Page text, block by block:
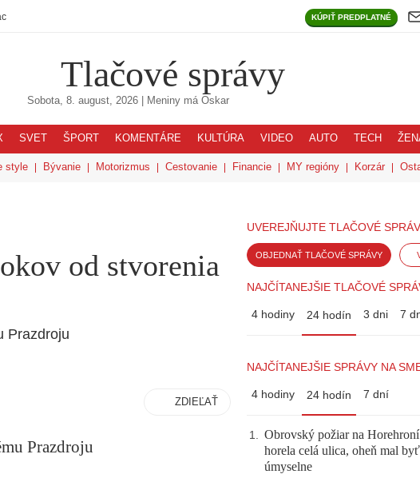
KÚPIŤ PREDPLATNÉ
Tlačové správy
Sobota, 8. august, 2026| Meniny má Oskar
SVET ŠPORT KOMENTÁRE KULTÚRA VIDEO AUTO TECH
style Bývanie Motorizmus Cestovanie Financie MY regióny Korzár
od stvorenia
Prazdroju
ZDIEĽAŤ
Prazdroju
UVEREJŇUJTE TLAČOVÉ
OBJEDNAŤ TLAČOVÉ SPRÁVY
NAJČÍTANEJŠIE TLAČOVÉ
4 hodiny 24 hodín 3 dni 7
NAJČÍTANEJŠIE SPRÁVY NA
4 hodiny 24 hodín 7 dní
1. Obrovský požiar na
horela celá ulica, oheň mal
úmyselne